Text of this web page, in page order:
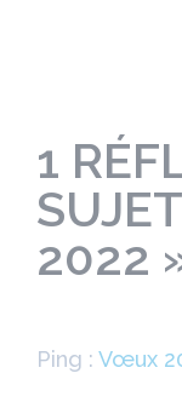
1
2022
Ping : Vœux